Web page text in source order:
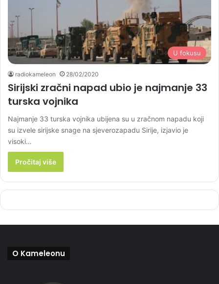
U fokusu
radiokameleon 28/02/2020
Sirijski zračni napad ubio je najmanje 33
turska vojnika
Najmanje 33 turska vojnika ubijena su u zračnom napadu koji
su izvele sirijske snage na sjeverozapadu Sirije, izjavio je
visoki…
Pročitaj više
O Kameleonu